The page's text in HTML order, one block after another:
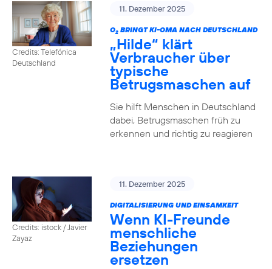
Credits: Telefónica
Deutschland
11. Dezember 2025
O2BRINGT KI-OMA NACH DEUTSCHLAND
„Hilde“ klärt
Verbraucher über
typische
Betrugsmaschen auf
Sie hilft Menschen in Deutschland
dabei, Betrugsmaschen früh zu
erkennen und richtig zu reagieren
Credits: istock / Javier
Zayaz
11. Dezember 2025
DIGITALISIERUNG UND EINSAMKEIT
Wenn KI-Freunde
menschliche
Beziehungen
ersetzen